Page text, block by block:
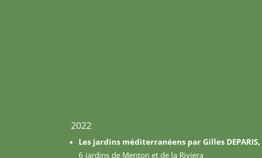
2022
Les jardins méditerranéens par Gilles DEPARIS,
6 jardins de Menton et de la Riviera